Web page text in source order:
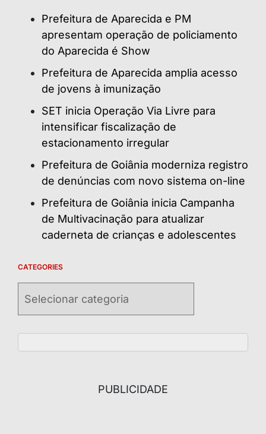
Prefeitura de Aparecida e PM
apresentam operação de policiamento
do Aparecida é Show
Prefeitura de Aparecida amplia acesso
de jovens à imunização
SET inicia Operação Via Livre para
intensificar fiscalização de
estacionamento irregular
Prefeitura de Goiânia moderniza registro
de denúncias com novo sistema on-line
Prefeitura de Goiânia inicia Campanha
de Multivacinação para atualizar
caderneta de crianças e adolescentes
CATEGORIES
PUBLICIDADE